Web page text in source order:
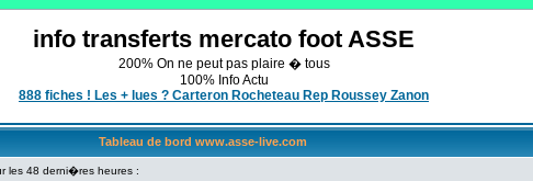
info transferts mercato foot ASSE
200% On ne peut pas plaire � tous
100% Info Actu
888 fiches ! Les + lues ? Carteron Rocheteau Rep Roussey Zanon
Tableau de bord www.asse-live.com
les 48 derni�res heures :